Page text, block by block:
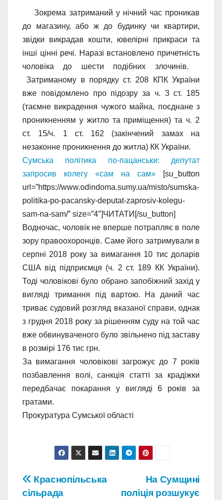
Зокрема затриманий у нічний час проникав
до магазину, або ж до будинку чи квартири,
звідки викрадав кошти, ювелірні прикраси та
інші цінні речі. Наразі встановлено причетність
чоловіка до шести подібних злочинів.
Затриманому в порядку ст. 208 КПК України
вже повідомлено про підозру за ч. 3 ст. 185
(таємне викрадення чужого майна, поєднане з
проникненням у житло та приміщення) та ч. 2
ст. 15/ч. 1 ст. 162 (закінчений замах на
незаконне проникнення до житла) КК України.
Сумська політика по-пацанськи: депутат
запросив колегу «сам на сам» [su_button
url=”https://www.odindoma.sumy.ua/misto/sumska-
politika-po-pacansky-deputat-zaprosiv-kolegu-
sam-na-sam/” size=”4″]ЧИТАТИ[/su_button]
Водночас, чоловік не вперше потрапляє в поле
зору правоохоронців. Саме його затримували в
серпні 2018 року за вимагання 10 тис доларів
США від підприємця (ч. 2 ст. 189 КК України).
Тоді чоловікові було обрано запобіжний захід у
вигляді тримання під вартою. На даний час
триває судовий розгляд вказаної справи, однак
з грудня 2018 року за рішенням суду на той час
вже обвинуваченого було звільнено під заставу
в розмірі 176 тис грн.
За вимагання чоловікові загрожує до 7 років
позбавлення волі, санкція статті за крадіжки
передбачає покарання у вигляді 6 років за
гратами.
Прокуратура Сумської області
Навігація
На Сумщині
поліція розшукує
Краснопільська
сільрада